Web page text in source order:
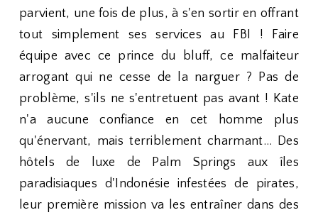
parvient, une fois de plus, à s'en sortir en offrant
tout simplement ses services au FBI ! Faire
équipe avec ce prince du bluff, ce malfaiteur
arrogant qui ne cesse de la narguer ? Pas de
problème, s'ils ne s'entretuent pas avant ! Kate
n'a aucune confiance en cet homme plus
qu'énervant, mais terriblement charmant… Des
hôtels de luxe de Palm Springs aux îles
paradisiaques d'Indonésie infestées de pirates,
leur première mission va les entraîner dans des